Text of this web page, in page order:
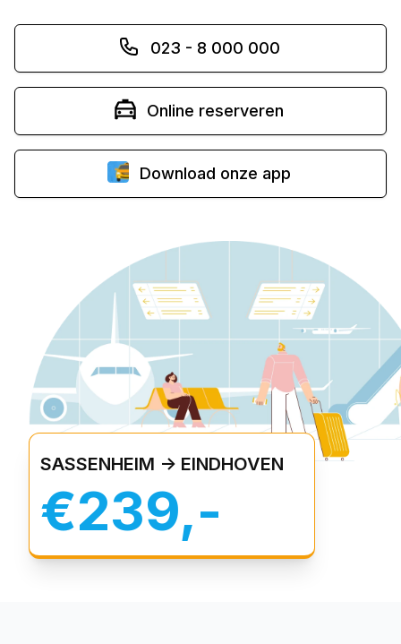
023 - 8 000 000
Online reserveren
Download onze app
SASSENHEIM -> EINDHOVEN
€239,-